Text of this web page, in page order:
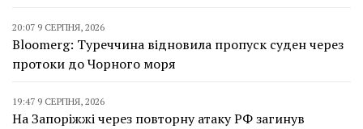
20:07 9 СЕРПНЯ, 2026
Bloomerg: Туреччина відновила пропуск суден через
протоки до Чорного моря
19:47 9 СЕРПНЯ, 2026
На Запоріжжі через повторну атаку РФ загинув